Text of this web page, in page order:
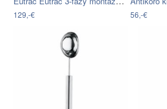
129,-€ 56,-€